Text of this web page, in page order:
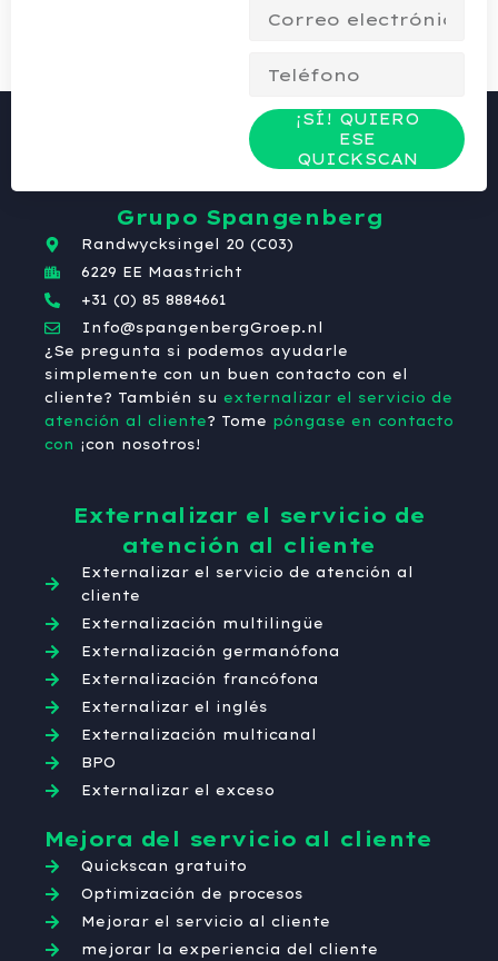
¡SÍ! QUIERO
ESE
QUICKSCAN
Grupo Spangenberg
Randwycksingel 20 (C03)
6229 EE Maastricht
+31 (0) 85 8884661
Info@spangenbergGroep.nl
¿Se pregunta si podemos ayudarle
simplemente con un buen contacto con el
cliente? También su externalizar el servicio de
atención al cliente? Tome póngase en contacto
con ¡con nosotros!
Externalizar el servicio de
atención al cliente
Externalizar el servicio de atención al
cliente
Externalización multilingüe
Externalización germanófona
Externalización francófona
Externalizar el inglés
Externalización multicanal
BPO
Externalizar el exceso
Mejora del servicio al cliente
Quickscan gratuito
Optimización de procesos
Mejorar el servicio al cliente
mejorar la experiencia del cliente